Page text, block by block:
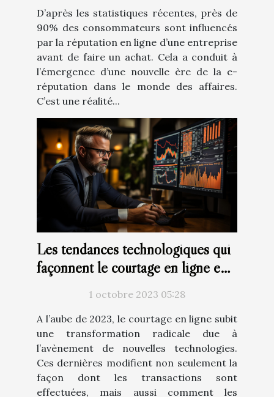
D’après les statistiques récentes, près de
90% des consommateurs sont influencés
par la réputation en ligne d’une entreprise
avant de faire un achat. Cela a conduit à
l’émergence d’une nouvelle ère de la e-
réputation dans le monde des affaires.
C’est une réalité...
Les tendances technologiques qui
façonnent le courtage en ligne en
1 octobre 2023 05:28
A l’aube de 2023, le courtage en ligne subit
une transformation radicale due à
l’avènement de nouvelles technologies.
Ces dernières modifient non seulement la
façon dont les transactions sont
effectuées, mais aussi comment les